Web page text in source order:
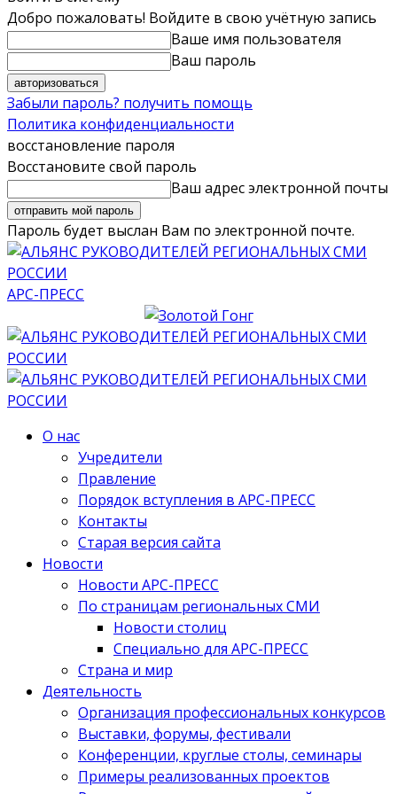
Добро пожаловать! Войдите в свою учётную запись
Ваше имя пользователя
Ваш пароль
Забыли пароль? получить помощь
Политика конфиденциальности
восстановление пароля
Восстановите свой пароль
Ваш адрес электронной почты
Пароль будет выслан Вам по электронной почте.
АРС-ПРЕСС
О нас
Учредители
Правление
Порядок вступления в АРС-ПРЕСС
Контакты
Старая версия сайта
Новости
Новости АРС-ПРЕСС
По страницам региональных СМИ
Новости столиц
Специально для АРС-ПРЕСС
Страна и мир
Деятельность
Организация профессиональных конкурсов
Выставки, форумы, фестивали
Конференции, круглые столы, семинары
Примеры реализованных проектов